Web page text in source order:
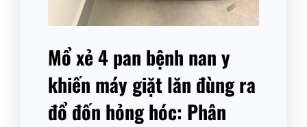
Mổ xẻ 4 pan bệnh nan y
khiến máy giặt lăn đùng ra
đổ đốn hỏng hóc: Phân